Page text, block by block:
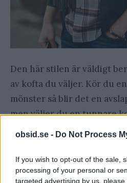
obsid.se - Do Not Process
If you wish to opt-out of the sale,
processing of your personal or
targeted advertising by us,
Den här stilen är väldigt
av kofta du väljer. Kör du
mönster så blir det en
men väljer du en tunnare
ser till att ha en
genast en relativt dressad